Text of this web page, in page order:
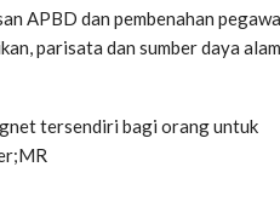
APBD dan pembenahan
parisata dan sumber daya
tersendiri bagi orang untuk